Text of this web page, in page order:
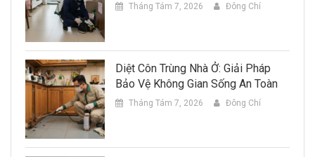
Tháng Tám 7, 2026 Đông Chí
Diệt Côn Trùng Nhà Ở: Giải Pháp
Bảo Vệ Không Gian Sống An Toàn
Tháng Tám 7, 2026 Đông Chí